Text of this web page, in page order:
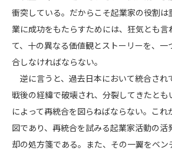
衝突している。だからこそ起業家の役割は
業に成功をもたらすためには、狂気とも言
て、十の異なる価値観とストーリーを、一
合しなければならない。
逆に言うと、過去日本において統合され
戦後の経緯で破壊され、分裂してきたと
によって再統合を図らねばならない。こ
図であり、再統合を試みる起業家活動の
却の処方箋である。また、その一翼をベン